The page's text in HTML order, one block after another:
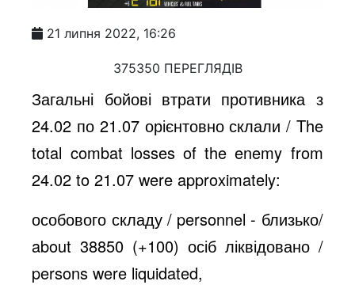
21 липня 2022, 16:26
375350 ПЕРЕГЛЯДІВ
Загальні бойові втрати противника з
24.02 по 21.07 орієнтовно склали / The
total combat losses of the enemy from
24.02 to 21.07 were approximately:
особового складу / personnel - близько/
about 38850 (+100) осіб ліквідовано /
persons were liquidated,